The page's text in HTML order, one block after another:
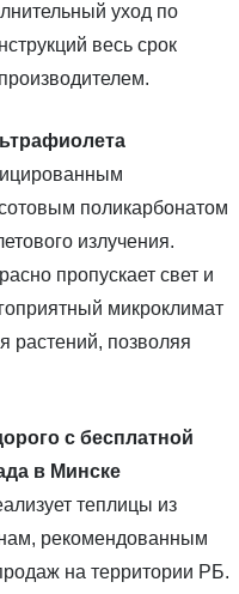
уход по
весь срок
поликарбонатом
излучения.
пропускает свет и
микроклимат
растений, позволяя
с бесплатной
в Минске
теплицы из
рекомендованным
на территории РБ.